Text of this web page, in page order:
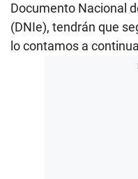
Documento Nacional
(DNIe), tendrán que
lo contamos a